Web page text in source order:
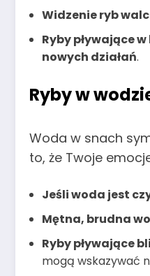
Widzenie ryb
Ryby pływające
nowych działań.
Ryby w
Woda w snach
to, że Twoje
Jeśli woda jest
Mętna, brudna
Ryby pływające
mogą wskazywać